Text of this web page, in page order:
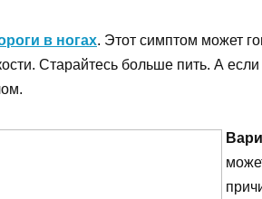
в ногах. Этот симптом может
Старайтесь больше пить. А